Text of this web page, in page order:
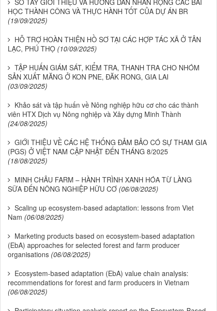
SỔ TAY GIỚI THIỆU VÀ HƯỚNG DẪN NHÂN RỘNG CÁC BÀI
HỌC THÀNH CÔNG VÀ THỰC HÀNH TỐT CỦA DỰ ÁN BR
(19/09/2025)
HỖ TRỢ HOÀN THIỆN HỒ SƠ TẠI CÁC HỢP TÁC XÃ Ở TÂN
LẠC, PHÚ THỌ (10/09/2025)
TẬP HUẤN GIÁM SÁT, KIỂM TRA, THANH TRA CHO NHÓM
SẢN XUẤT MĂNG Ở KON PNE, ĐĂK RONG, GIA LAI
(03/09/2025)
Khảo sát và tập huấn về Nông nghiệp hữu cơ cho các thành
viên HTX Dịch vụ Nông nghiệp và Xây dựng Minh Thành
(24/08/2025)
GIỚI THIỆU VỀ CÁC HỆ THỐNG ĐẢM BẢO CÓ SỰ THAM GIA
(PGS) Ở VIỆT NAM CẬP NHẬT ĐẾN THÁNG 8/2025
(18/08/2025)
MINH CHÂU FARM – HÀNH TRÌNH XANH HÓA TỪ LÀNG
SỮA ĐẾN NÔNG NGHIỆP HỮU CƠ (06/08/2025)
Scaling up ecosystem-based adaptation: lessons from Viet
Nam (06/08/2025)
Marketing products based on ecosystem-based adaptation
(EbA) approaches for selected forest and farm producer
organisations (06/08/2025)
Ecosystem-based adaptation (EbA) value chain analysis:
recommendations for forest and farm producers in Vietnam
(06/08/2025)